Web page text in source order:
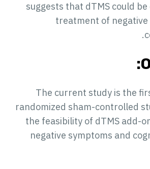
suggests that dTMS could
treatment of negative
The current study is the
randomized sham-controlled
the feasibility of dTMS add-
negative symptoms and